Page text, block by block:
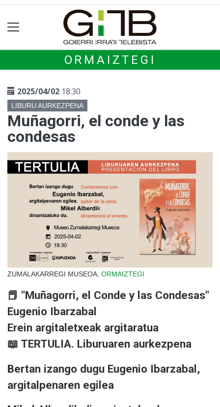
ORMAIZTEGI
2025/04/02 18:30
LIBURU AURKEZPENA
Muñagorri, el conde y las
condesas
ZUMALAKARREGI MUSEOA, ORMAIZTEGI
📕 "Muñagorri, el Conde y las Condesas"
Eugenio Ibarzabal
Erein argitaletxeak argitaratua
📖 TERTULIA. Liburuaren aurkezpena
Bertan izango dugu Eugenio Ibarzabal,
argitalpenaren egilea